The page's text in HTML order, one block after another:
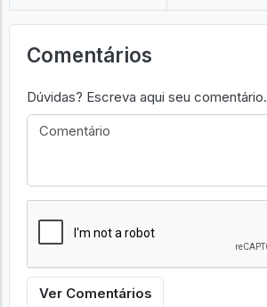
Comentários
Dúvidas? Escreva aqui seu comentário.
Ver Comentários